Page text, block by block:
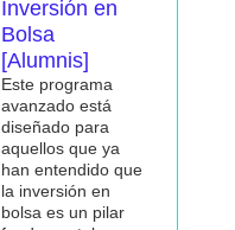
Inversión en
Bolsa
[Alumnis]
Este programa
avanzado está
diseñado para
aquellos que ya
han entendido que
la inversión en
bolsa es un pilar